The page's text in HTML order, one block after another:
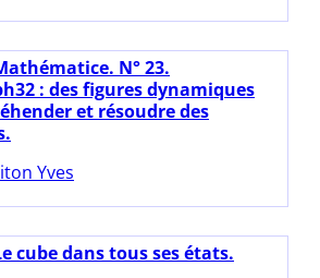
N° 23.
: des figures dynamiques
et résoudre des
Yves
cube dans tous ses états.